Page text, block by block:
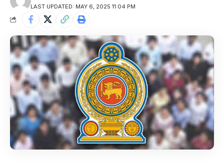
LAST UPDATED: MAY 6, 2025 11:04 PM